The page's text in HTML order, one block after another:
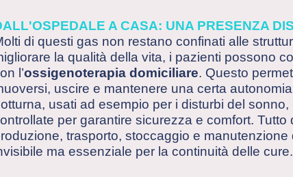
A CASA: UNA PRESENZA
di questi gas non restano confinati alle
la qualità della vita, i pazienti possono
l’ossigenoterapia domiciliare. Questo
uscire e mantenere una certa
usati ad esempio per i disturbi del
per garantire sicurezza e comfort.
trasporto, stoccaggio e
ma essenziale per la continuità delle cure.